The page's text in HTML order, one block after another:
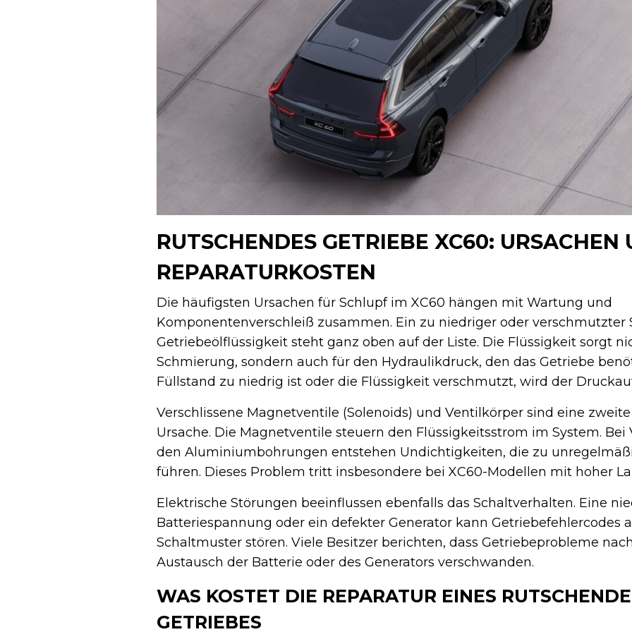
RUTSCHENDES GETRIEBE XC60: URSACHEN
REPARATURKOSTEN
Die häufigsten Ursachen für Schlupf im XC60 hängen mit Wartung und
Komponentenverschleiß zusammen. Ein zu niedriger oder verschmutzter
Getriebeölflüssigkeit steht ganz oben auf der Liste. Die Flüssigkeit sorgt
Schmierung, sondern auch für den Hydraulikdruck, den das Getriebe
Füllstand zu niedrig ist oder die Flüssigkeit verschmutzt, wird der
Verschlissene Magnetventile (Solenoids) und Ventilkörper sind eine
Ursache. Die Magnetventile steuern den Flüssigkeitsstrom im System. Bei
den Aluminiumbohrungen entstehen Undichtigkeiten, die zu
führen. Dieses Problem tritt insbesondere bei XC60-Modellen mit hoher
Elektrische Störungen beeinflussen ebenfalls das Schaltverhalten. Eine
Batteriespannung oder ein defekter Generator kann Getriebefehlercodes
Schaltmuster stören. Viele Besitzer berichten, dass Getriebeprobleme
Austausch der Batterie oder des Generators verschwanden.
WAS KOSTET DIE REPARATUR EINES
GETRIEBES